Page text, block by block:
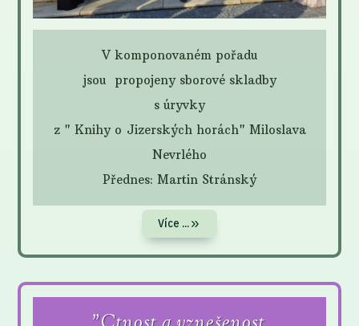
V komponovaném pořadu
jsou propojeny sborové skladby
s úryvky
z " Knihy o Jizerských horách" Miloslava
Nevrlého
Přednes: Martin Stránský
Více ...